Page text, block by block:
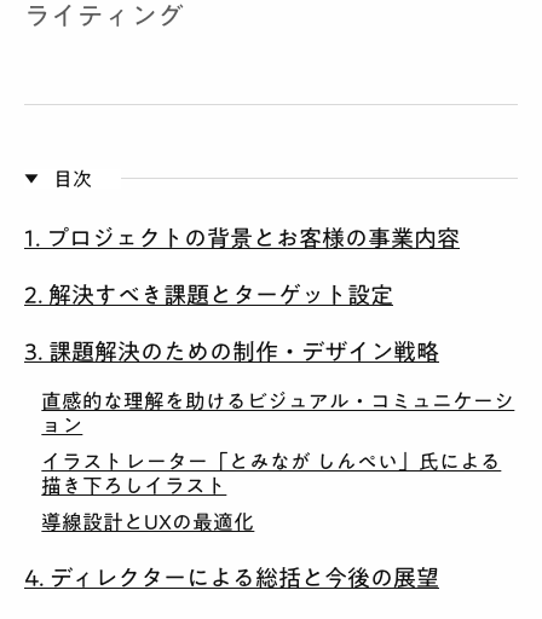
ライティング
目次
1. プロジェクトの背景とお客様の事業内容
2. 解決すべき課題とターゲット設定
3. 課題解決のための制作・デザイン戦略
直感的な理解を助けるビジュアル・コミュニケーシ
ョン
イラストレーター「とみなが しんぺい」氏による
描き下ろしイラスト
導線設計とUXの最適化
4. ディレクターによる総括と今後の展望